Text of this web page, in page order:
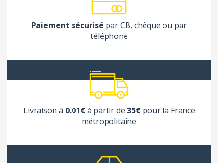
Paiement sécurisé par CB, chèque ou par
téléphone
Livraison à 0.01€à partir de 35€pour la France
métropolitaine